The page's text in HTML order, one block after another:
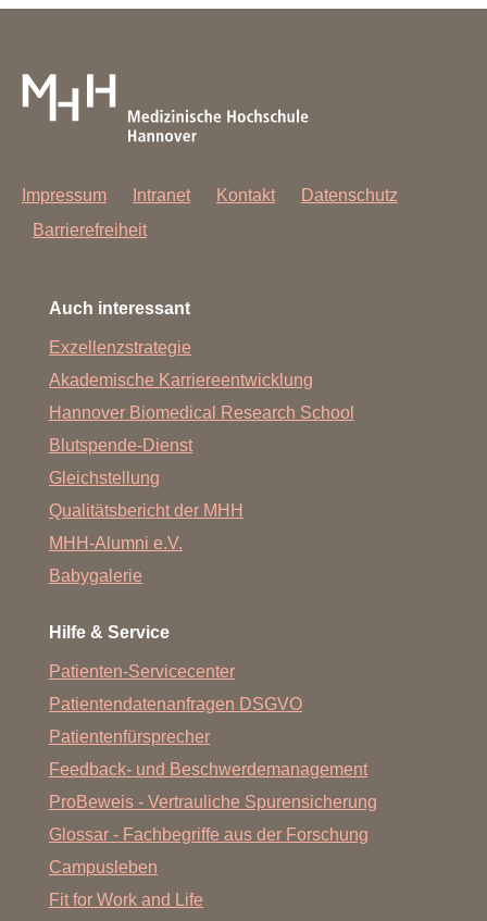
Impressum Intranet Kontakt
Datenschutz
Barrierefreiheit
Auch interessant
Exzellenzstrategie
Akademische Karriereentwicklung
Hannover Biomedical Research School
Blutspende-Dienst
Gleichstellung
Qualitätsbericht der MHH
MHH-Alumni e.V.
Babygalerie
Hilfe & Service
Patienten-Servicecenter
Patientendatenanfragen DSGVO
Patientenfürsprecher
Feedback- und Beschwerdemanagement
ProBeweis - Vertrauliche Spurensicherung
Glossar - Fachbegriffe aus der Forschung
Campusleben
Fit for Work and Life